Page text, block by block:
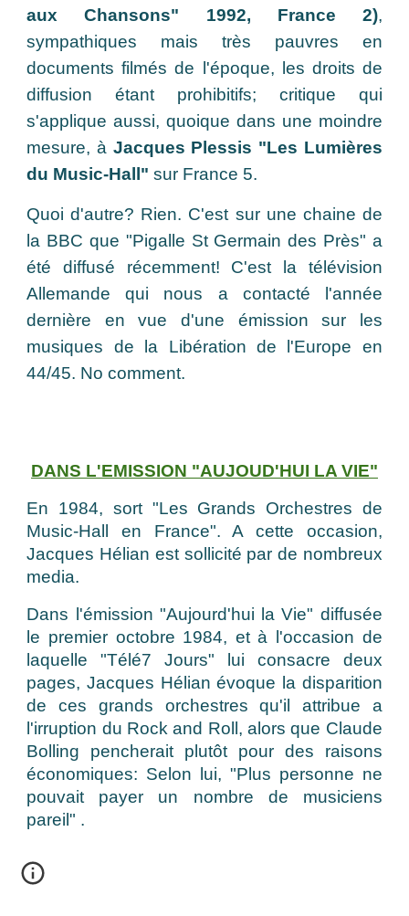
aux Chansons" 1992, France 2),
sympathiques mais très pauvres en
documents filmés de l'époque, les droits de
diffusion étant prohibitifs; critique qui
s'applique aussi, quoique dans une moindre
mesure, à Jacques Plessis "Les Lumières
du Music-Hall" sur France 5.
Quoi d'autre? Rien. C'est sur une chaine de
la BBC que "Pigalle St Germain des Près" a
été diffusé récemment! C'est la télévision
Allemande qui nous a contacté l'année
dernière en vue d'une émission sur les
musiques de la Libération de l'Europe en
44/45. No comment.
DANS L'EMISSION "AUJOUD'HUI LA VIE"
En 1984, sort "Les Grands Orchestres de
Music-Hall en France". A cette occasion,
Jacques Hélian est sollicité par de nombreux
media.
Dans l'émission "Aujourd'hui la Vie" diffusée
le premier octobre 1984, et à l'occasion de
laquelle "Télé7 Jours" lui consacre deux
pages, Jacques Hélian évoque la disparition
de ces grands orchestres qu'il attribue a
l'irruption du Rock and Roll, alors que Claude
Bolling pencherait plutôt pour des raisons
économiques: Selon lui, "Plus personne ne
pouvait payer un nombre de musiciens
pareil" .